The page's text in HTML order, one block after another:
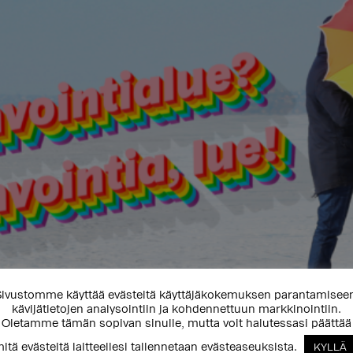
käyttää evästeitä käyttäjäkokemuksen
kävijätietojen analysointiin ja kohdennettuun markkinointiin.
Oletamme tämän sopivan sinulle, mutta voit halutessasi päättää
evästeitä laitteellesi tallennetaan evästeaseuksista.
KYLLÄ